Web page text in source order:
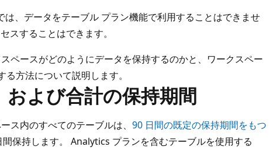
は、データをテーブル プラン機能で利用することはできませ
スすることはできます。
ペースがどのようにデータを保持するのかと、ワークスペー
方法について説明します。
よび合計の保持期間
ス内のすべてのテーブルは、 90 日間の既定の保持期間をもつ
保持します。 Analytics プランを含むテーブルを使用する